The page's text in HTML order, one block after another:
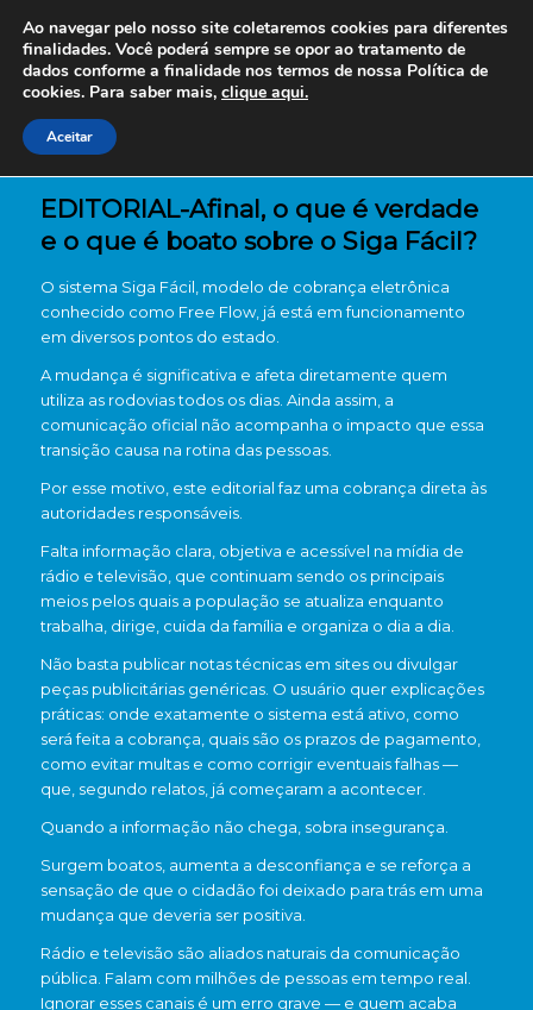
EDITORIAL-Afinal, o que é verdade
e o que é boato sobre o Siga Fácil?
O sistema Siga Fácil, modelo de cobrança eletrônica
conhecido como Free Flow, já está em funcionamento
em diversos pontos do estado.
A mudança é significativa e afeta diretamente quem
utiliza as rodovias todos os dias. Ainda assim, a
comunicação oficial não acompanha o impacto que essa
transição causa na rotina das pessoas.
Por esse motivo, este editorial faz uma cobrança direta às
autoridades responsáveis.
Falta informação clara, objetiva e acessível na mídia de
rádio e televisão, que continuam sendo os principais
meios pelos quais a população se atualiza enquanto
trabalha, dirige, cuida da família e organiza o dia a dia.
Não basta publicar notas técnicas em sites ou divulgar
peças publicitárias genéricas. O usuário quer explicações
práticas: onde exatamente o sistema está ativo, como
será feita a cobrança, quais são os prazos de pagamento,
como evitar multas e como corrigir eventuais falhas —
que, segundo relatos, já começaram a acontecer.
Quando a informação não chega, sobra insegurança.
Surgem boatos, aumenta a desconfiança e se reforça a
sensação de que o cidadão foi deixado para trás em uma
mudança que deveria ser positiva.
Rádio e televisão são aliados naturais da comunicação
pública. Falam com milhões de pessoas em tempo real.
Ignorar esses canais é um erro grave — e quem acaba
Ao navegar pelo nosso site coletaremos cookies para diferentes
finalidades. Você poderá sempre se opor ao tratamento de
dados conforme a finalidade nos termos de nossa Política de
cookies. Para saber mais, clique aqui.
Aceitar